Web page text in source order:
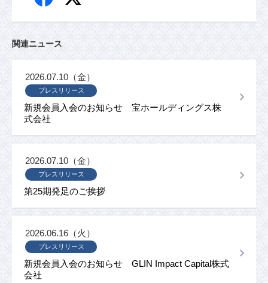
関連ニュース
新規会員入会のお知らせ 宝ホールディングス株
式会社
プレスリリース
2026.07.10（金）
第25期発足のご挨拶
プレスリリース
2026.07.10（金）
新規会員入会のお知らせ GLIN Impact Capital株式
会社
プレスリリース
2026.06.16（火）